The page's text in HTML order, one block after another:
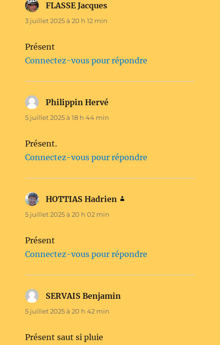
FLASSE Jacques
3 juillet 2025 à 20 h 12 min
Présent
Connectez-vous pour répondre
Philippin Hervé
5 juillet 2025 à 18 h 44 min
Présent.
Connectez-vous pour répondre
HOTTIAS Hadrien
5 juillet 2025 à 20 h 02 min
Présent
Connectez-vous pour répondre
SERVAIS Benjamin
5 juillet 2025 à 20 h 42 min
Présent saut si pluie